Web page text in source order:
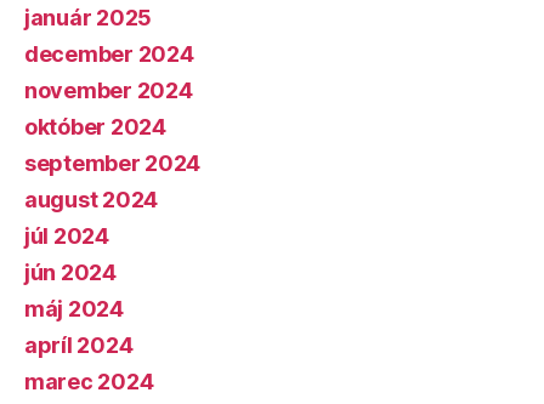
január 2025
december 2024
november 2024
október 2024
september 2024
august 2024
júl 2024
jún 2024
máj 2024
apríl 2024
marec 2024